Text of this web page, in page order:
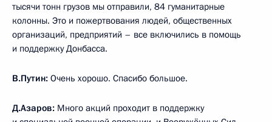
тысячи тонн грузов мы отправили, 84 гуманитарные
колонны. Это и пожертвования людей, общественных
организаций, предприятий – все включились в помощь
и поддержку Донбасса.
В.Путин: Очень хорошо. Спасибо большое.
Д.Азаров: Много акций проходит в поддержку